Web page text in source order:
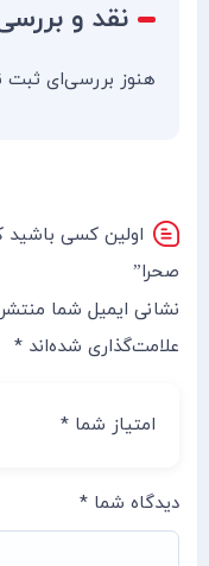
نقد و
هنوز بررسی‌ای
اولین کسی
صحرا”
نشانی ایمیل شما
علامت‌گذاری شده‌اند *
امتیاز شما *
دیدگاه شما *